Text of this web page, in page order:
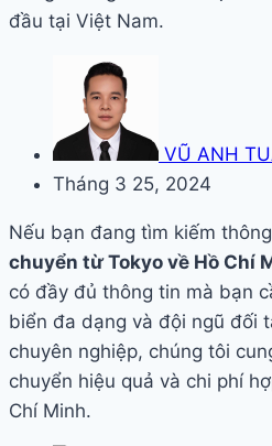
đầu tại Việt Nam.
VŨ ANH
Tháng 3 25, 2024
Nếu bạn đang tìm kiếm
chuyển từ Tokyo về Hồ Chí
có đầy đủ thông tin mà bạn
biển đa dạng và đội ngũ đối
chuyên nghiệp, chúng tôi
chuyển hiệu quả và chi phí
Chí Minh.